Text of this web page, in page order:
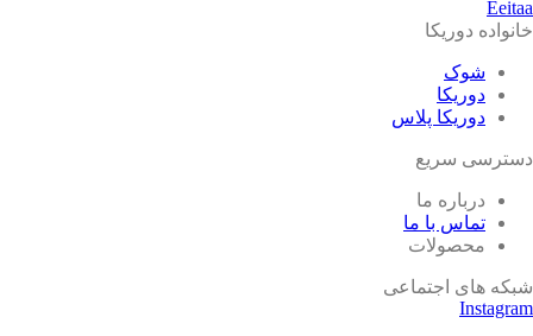
Eeitaa
خانواده دوریکا
شوک
دوریکا
دوریکا پلاس
دسترسی سریع
درباره ما
تماس با ما
محصولات
شبکه های اجتماعی
Instagram